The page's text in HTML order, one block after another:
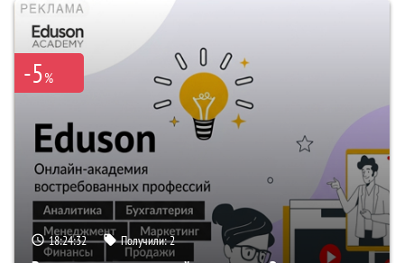
-5%
18:24:31 Получили:2